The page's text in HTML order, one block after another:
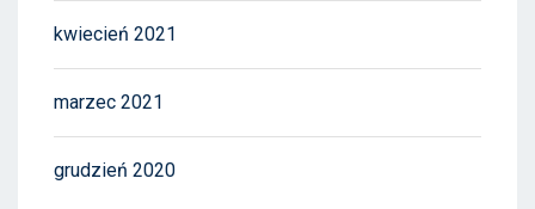
kwiecień 2021
marzec 2021
grudzień 2020